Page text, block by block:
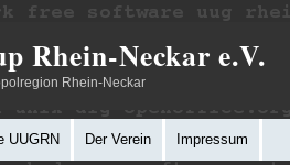
Rhein-Neckar e.V.
Rhein-Neckar
UUGRN Der Verein Impressum